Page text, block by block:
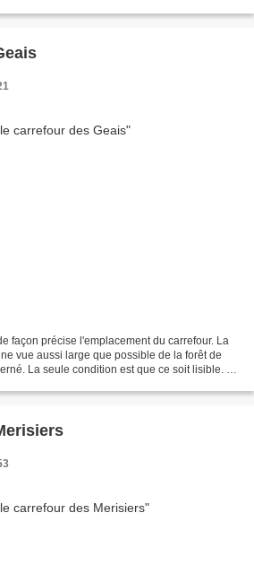
façon précise l'emplacement du carrefour. La
vue aussi large que possible de la forêt de
La seule condition est que ce soit lisible. La